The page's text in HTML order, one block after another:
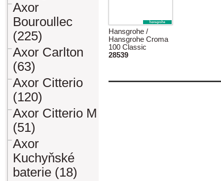
Axor
Bouroullec
(225)
Axor Carlton
(63)
Axor Citterio
(120)
Axor Citterio M
(51)
Axor
Kuchyňské
baterie (18)
Hansgrohe /
Hansgrohe Croma
100 Classic
28539